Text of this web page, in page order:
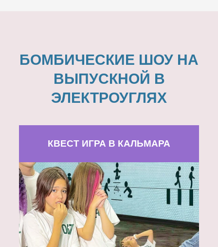
БОМБИЧЕСКИЕ ШОУ НА
ВЫПУСКНОЙ В
ЭЛЕКТРОУГЛЯХ
КВЕСТ ИГРА В КАЛЬМАРА